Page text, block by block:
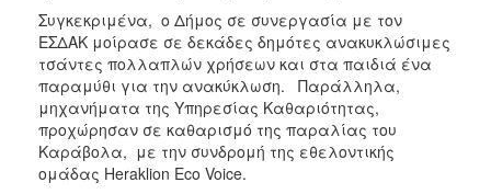
Συγκεκριμένα, ο Δήμος σε συνεργασία με τον
ΕΣΔΑΚ μοίρασε σε δεκάδες δημότες ανακυκλώσιμες
τσάντες πολλαπλών χρήσεων και στα παιδιά ένα
παραμύθι για την ανακύκλωση. Παράλληλα,
μηχανήματα της Υπηρεσίας Καθαριότητας,
προχώρησαν σε καθαρισμό της παραλίας του
Καράβολα, με την συνδρομή της εθελοντικής
ομάδας Heraklion Eco Voice.